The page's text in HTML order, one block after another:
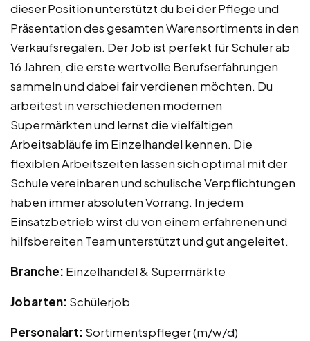
dieser Position unterstützt du bei der Pflege und
Präsentation des gesamten Warensortiments in den
Verkaufsregalen. Der Job ist perfekt für Schüler ab
16 Jahren, die erste wertvolle Berufserfahrungen
sammeln und dabei fair verdienen möchten. Du
arbeitest in verschiedenen modernen
Supermärkten und lernst die vielfältigen
Arbeitsabläufe im Einzelhandel kennen. Die
flexiblen Arbeitszeiten lassen sich optimal mit der
Schule vereinbaren und schulische Verpflichtungen
haben immer absoluten Vorrang. In jedem
Einsatzbetrieb wirst du von einem erfahrenen und
hilfsbereiten Team unterstützt und gut angeleitet.
Branche: Einzelhandel & Supermärkte
Jobarten: Schülerjob
Personalart: Sortimentspfleger (m/w/d)